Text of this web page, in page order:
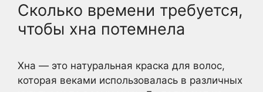
Сколько времени требуется,
чтобы хна потемнела
Хна — это натуральная краска для волос,
которая веками использовалась в различных